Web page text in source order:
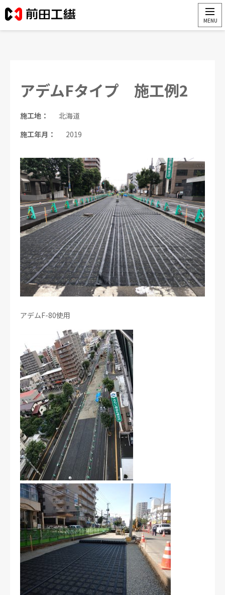
アデムFタイプ 施工例2
施工地：
北海道
施工年月：
2019
アデムF-80使用